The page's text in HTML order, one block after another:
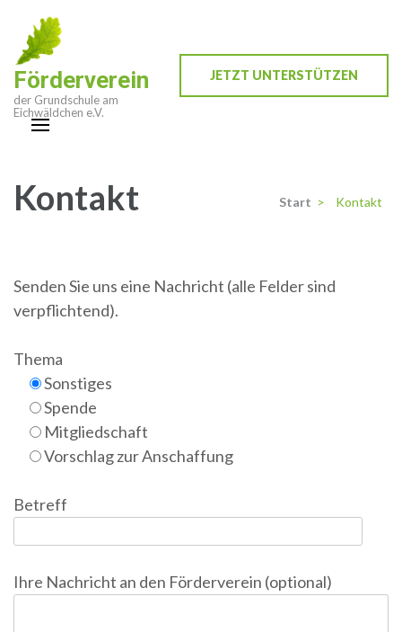
Inhalt
springen
(Enter
drücken)
Förderverein
der Grundschule am
Eichwäldchen e.V.
JETZT UNTERSTÜTZEN
Kontakt Start > Kontakt
Senden Sie uns eine Nachricht (alle Felder sind
verpflichtend).
Thema
Sonstiges
Spende
Mitgliedschaft
Vorschlag zur Anschaffung
Betreff
Ihre Nachricht an den Förderverein (optional)